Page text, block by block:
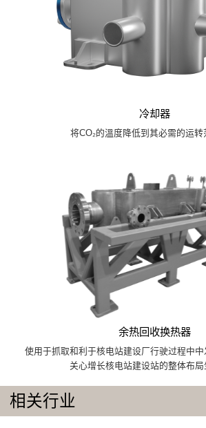
冷却器
将CO₂的溫度降低到其必需的运转
余热回收换热器
使用于抓取和利于核电站建设厂行驶过程中中
关心增长核电站建设站的整体布局
相关行业